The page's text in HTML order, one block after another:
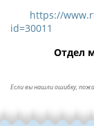
https://
id=30011
Отдел
Если вы нашли ошибку,